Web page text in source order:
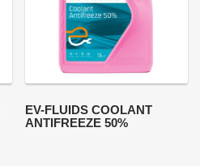
EV-FLUIDS COOLANT
ANTIFREEZE 50%